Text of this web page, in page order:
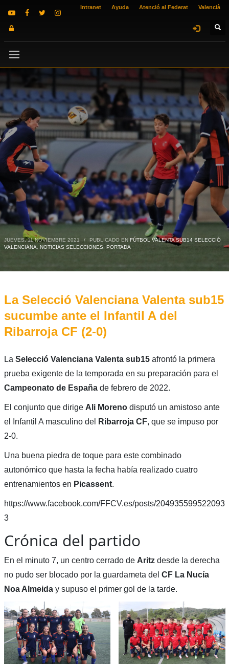
Intranet Ayuda Atenció al Federat Valencià
JUEVES, 11 NOVIEMBRE 2021 / PUBLICADO EN FÚTBOL VALENTA SUB14 SELECCIÓ
VALENCIANA
NOTICIAS SELECCIONES, PORTADA
La Selecció Valenciana Valenta sub15
sucumbe ante el Infantil A del
Ribarroja CF (2-0)
La Selecció Valenciana Valenta sub15afrontó la primera
prueba exigente de la temporada en su preparación para el
Campeonato de España de febrero de 2022.
El conjunto que dirige Ali Moreno disputó un amistoso ante
el Infantil A masculino del
Ribarroja CF, que se impuso por
2-0.
Una buena piedra de toque para este combinado
autonómico que hasta la fecha había realizado cuatro
entrenamientos en Picassent.
https://www.facebook.com/FFCV.es/posts/204935599522093
3
Crónica del partido
En el minuto 7, un centro cerrado de Aritzdesde la derecha
no pudo ser blocado por la guardameta del CF La Nucía
Noa Almeida y supuso el primer gol de la tarde.